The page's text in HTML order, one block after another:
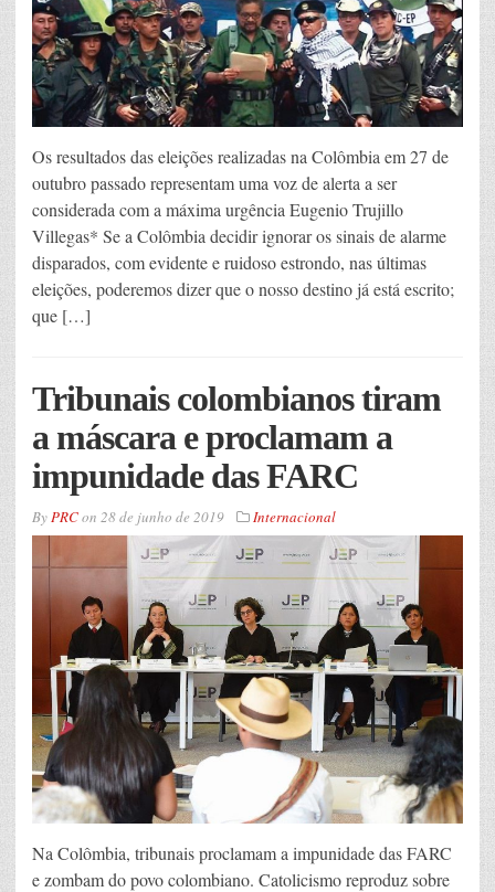
Os resultados das eleições realizadas na Colômbia em 27 de
outubro passado representam uma voz de alerta a ser
considerada com a máxima urgência Eugenio Trujillo
Villegas* Se a Colômbia decidir ignorar os sinais de alarme
disparados, com evidente e ruidoso estrondo, nas últimas
eleições, poderemos dizer que o nosso destino já está escrito;
que […]
Tribunais colombianos tiram
a máscara e proclamam a
impunidade das FARC
ByPRCon 28 de junho de 2019 Internacional
Na Colômbia, tribunais proclamam a impunidade das FARC
e zombam do povo colombiano. Catolicismo reproduz sobre